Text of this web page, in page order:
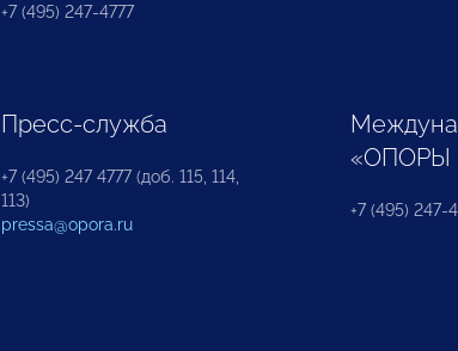
+7 (495) 247-4777
Пресс-служба
+7 (495) 247 4777 (доб. 115, 114,
113)
pressa@opora.ru
«ОПОРЫ
+7 (495) 247-